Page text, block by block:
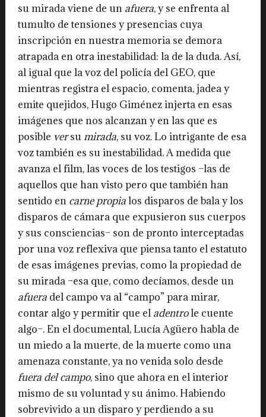
su mirada viene de un afuera, y se enfrenta al
tumulto de tensiones y presencias cuya
inscripción en nuestra memoria se demora
atrapada en otra inestabilidad: la de la duda. Así,
al igual que la voz del policía del GEO, que
mientras registra el espacio, comenta, jadea y
emite quejidos, Hugo Giménez injerta en esas
imágenes que nos alcanzan y en las que es
posible versumirada, su voz. Lo intrigante de esa
voz también es su inestabilidad. A medida que
avanza el film, las voces de los testigos –las de
aquellos que han visto pero que también han
sentido en carne propialos disparos de bala y los
disparos de cámara que expusieron sus cuerpos
y sus consciencias– son de pronto interceptadas
por una voz reflexiva que piensa tanto el estatuto
de esas imágenes previas, como la propiedad de
su mirada –esa que, como decíamos, desde un
afueradel campo va al “campo” para mirar,
contar algo y permitir que el adentrole cuente
algo–. En el documental, Lucía Agüero habla de
un miedo a la muerte, de la muerte como una
amenaza constante, ya no venida solo desde
fuera del campo, sino que ahora en el interior
mismo de su voluntad y su ánimo. Habiendo
sobrevivido a un disparo y perdiendo a su